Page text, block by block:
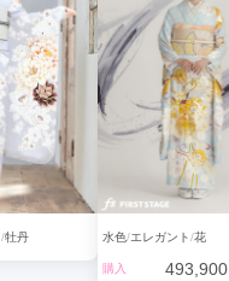
牡丹 水色 エレガント 花
購入 493,900